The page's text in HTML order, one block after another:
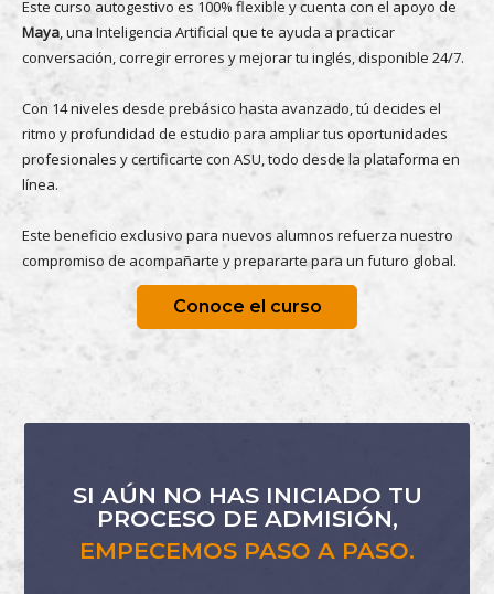
Este curso autogestivo es 100% flexible y cuenta con el apoyo de
Maya, una Inteligencia Artificial que te ayuda a practicar
conversación, corregir errores y mejorar tu inglés, disponible 24/7.
Con 14 niveles desde prebásico hasta avanzado, tú decides el
ritmo y profundidad de estudio para ampliar tus oportunidades
profesionales y certificarte con ASU, todo desde la plataforma en
línea.
Este beneficio exclusivo para nuevos alumnos refuerza nuestro
compromiso de acompañarte y prepararte para un futuro global.
Conoce el curso
SI AÚN NO HAS INICIADO TU
PROCESO DE ADMISIÓN,
EMPECEMOS PASO A PASO.